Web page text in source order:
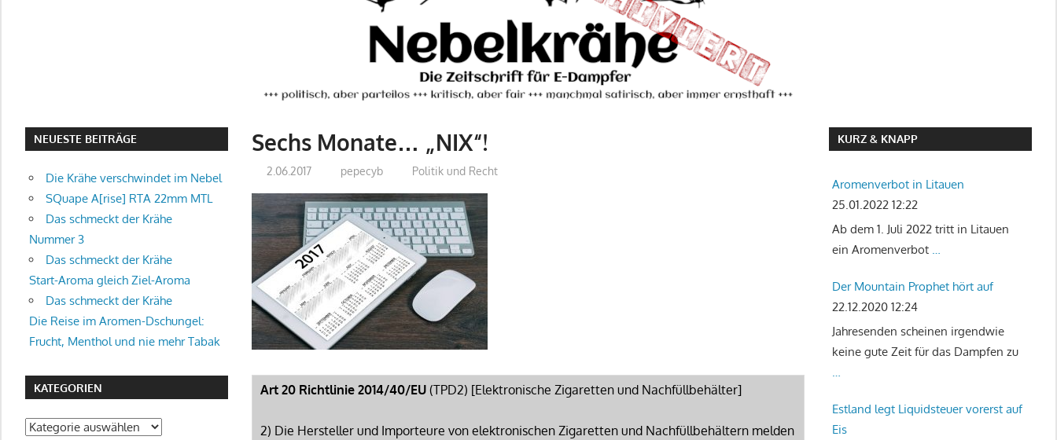
Sechs Monate… „NIX“!
2.06.2017 pepecyb Politik und Recht
Art 20 Richtlinie 2014/40/EU(TPD2) [Elektronische Zigaretten und Nachfüllbehälter]
2) Die Hersteller und Importeure von elektronischen Zigaretten und Nachfüllbehältern melden
NEUESTE BEITRÄGE
Die Krähe verschwindet im Nebel
SQuape A[rise] RTA 22mm MTL
Das schmeckt der Krähe
Nummer 3
Das schmeckt der Krähe
Start-Aroma gleich Ziel-Aroma
Das schmeckt der Krähe
Die Reise im Aromen-Dschungel:
Frucht, Menthol und nie mehr Tabak
KATEGORIEN
Kategorien
KURZ & KNAPP
Aromenverbot in Litauen
25.01.2022 12:22
Ab dem 1. Juli 2022 tritt in Litauen
ein Aromenverbot …
Der Mountain Prophet hört auf
22.12.2020 12:24
Jahresenden scheinen irgendwie
keine gute Zeit für das Dampfen zu
…
Estland legt Liquidsteuer vorerst auf
Eis